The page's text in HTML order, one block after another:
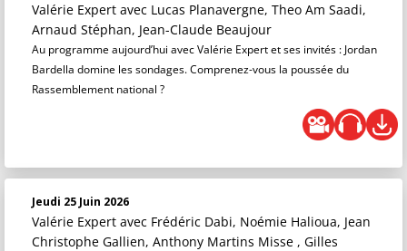
Valérie Expert avec Lucas Planavergne, Theo Am Saadi,
Arnaud Stéphan, Jean-Claude Beaujour
Au programme aujourd’hui avec Valérie Expert et ses invités : Jordan
Bardella domine les sondages. Comprenez-vous la poussée du
Rassemblement national ?
Jeudi 25 Juin 2026
Valérie Expert avec Frédéric Dabi, Noémie Halioua, Jean
Christophe Gallien, Anthony Martins Misse , Gilles